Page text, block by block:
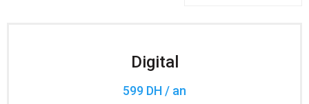
Digital
599 DH / an